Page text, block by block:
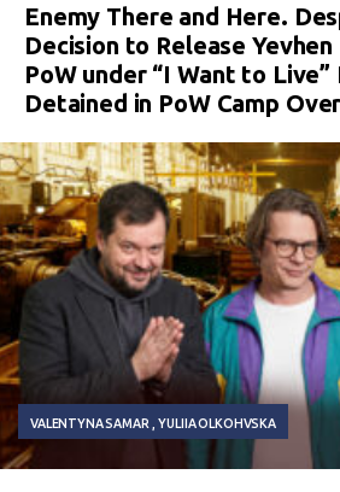
Enemy There and Here.
Decision to Release Yevhen
PoW under “I Want to
Detained in PoW Camp
VALENTYNA SAMAR YULIIA OLKOHVSKA